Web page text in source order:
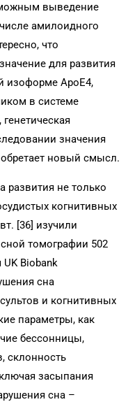
выведение
амилоидного
что
для развития
изоформе ApoE4,
в системе
значения
новый смысл.
развития не только
когнитивных
[36] изучили
томографии 502
Biobank
сна
и когнитивных
параметры, как
бессонницы,
склонность
засыпания
сна –